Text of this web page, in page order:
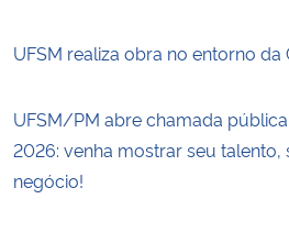
UFSM realiza obra no entorno da
UFSM/PM abre chamada
2026: venha mostrar seu talento,
negócio!